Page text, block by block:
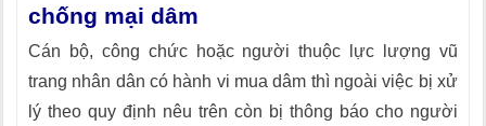
chống mại dâm
Cán bộ, công chức hoặc người thuộc lực lượng vũ
trang nhân dân có hành vi mua dâm thì ngoài việc bị xử
lý theo quy định nêu trên còn bị thông báo cho người